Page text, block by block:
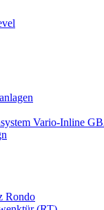
Vario-Inline
Rondo